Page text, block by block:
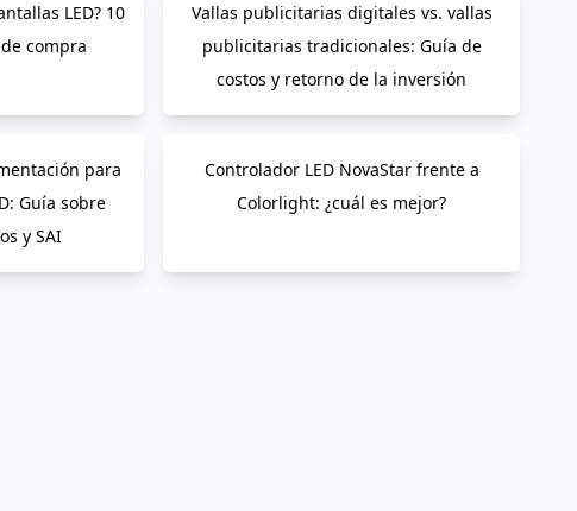
LED? 10
compra
Vallas publicitarias digitales vs. vallas
publicitarias tradicionales: Guía de
costos y retorno de la inversión
para
Guía sobre
y SAI
Controlador LED NovaStar frente a
Colorlight: ¿cuál es mejor?